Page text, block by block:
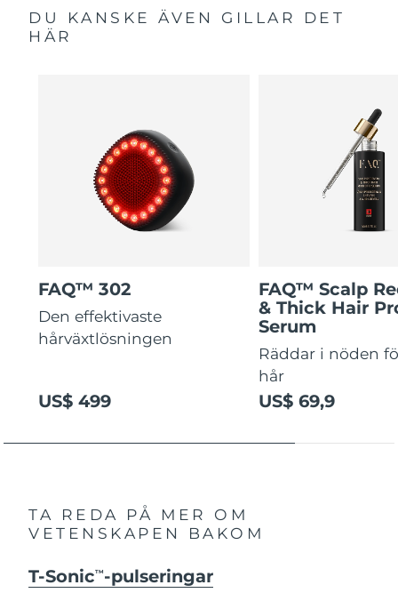
DU KANSKE ÄVEN GILLAR DET
HÄR
FAQ™ 302
Den effektivaste
hårväxtlösningen
US$ 499
FAQ™ Scalp
& Thick Hair
Serum
Räddar i nöden
hår
US$ 69,9
TA REDA PÅ MER OM
VETENSKAPEN BAKOM
T-SonicTM -pulseringar